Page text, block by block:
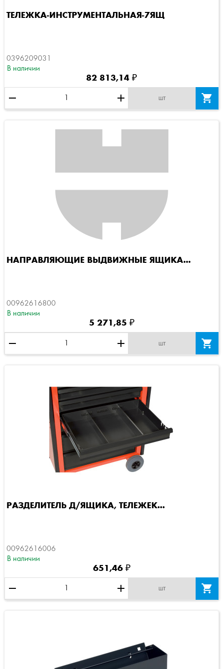
ТЕЛЕЖКА-ИНСТРУМЕНТАЛЬНАЯ-7ЯЩ
0396209031
В наличии
82 813,14 ₽
remove add шт 
НАПРАВЛЯЮЩИЕ ВЫДВИЖНЫЕ ЯЩИКА...
00962616800
В наличии
5 271,85 ₽
remove add шт 
РАЗДЕЛИТЕЛЬ Д/ЯЩИКА, ТЕЛЕЖЕК...
00962616006
В наличии
651,46 ₽
remove add шт 